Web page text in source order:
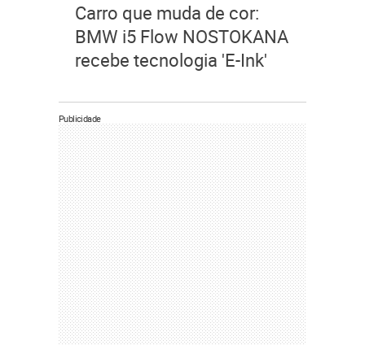
Carro que muda de cor:
BMW i5 Flow NOSTOKANA
recebe tecnologia 'E-Ink'
Publicidade